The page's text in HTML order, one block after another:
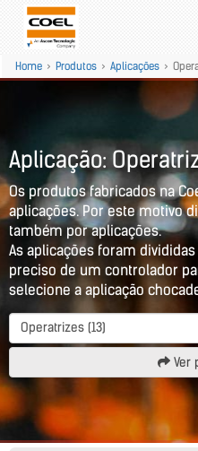
Home > Produtos > Aplicações >
Aplicação:
Os produtos fabricados na
aplicações. Por este motivo
também por aplicações.
As aplicações foram
preciso de um controlador
selecione a aplicação
Operatrizes (13)
Ver